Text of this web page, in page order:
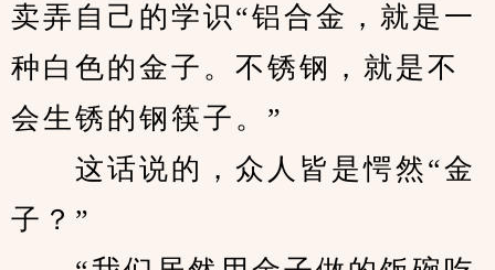
卖弄自己的学识“铝合金，就是一
种白色的金子。不锈钢，就是不
会生锈的钢筷子。”
这话说的，众人皆是愕然“金
子？”